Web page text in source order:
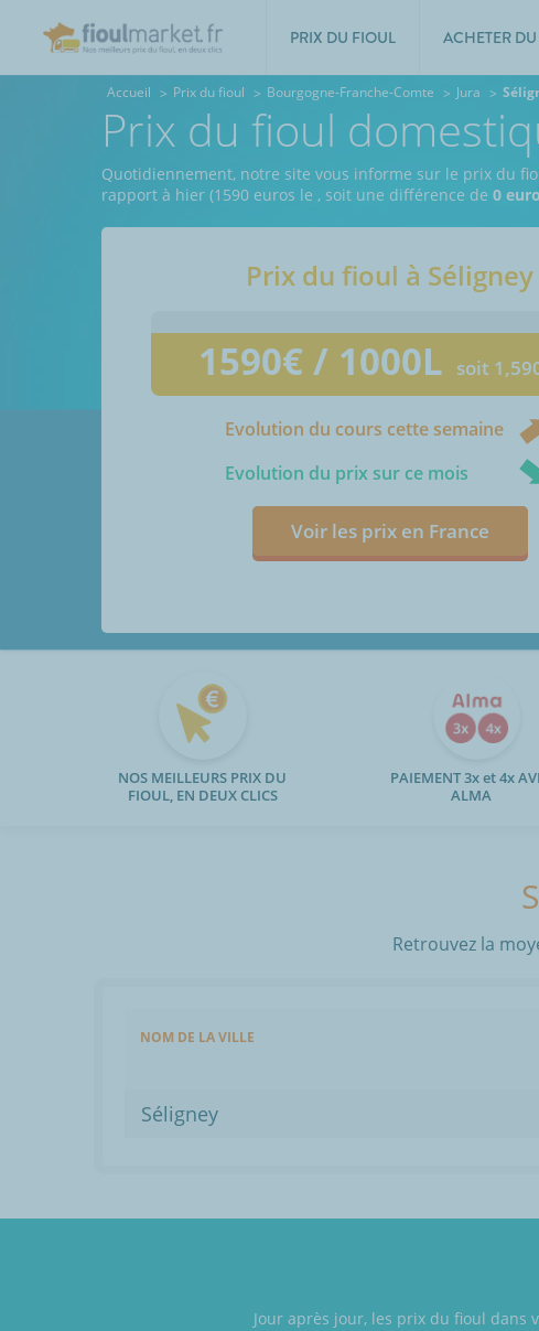
PRIX DU FIOUL ACHETER
Accueil Prix du fioul Bourgogne-Franche-Comte Jura
Prix du fioul
Quotidiennement, notre site vous informe sur le prix du
rapport à hier (1590 euros le , soit une différence de 0 euro
Prix du fioul à Séligney
1590€ / 1000L soit
Evolution du cours cette semaine
Evolution du prix sur ce mois
Voir les prix en France
NOS MEILLEURS PRIX DU
FIOUL, EN DEUX CLICS
PAIEMENT 3x et 4x
ALMA
Retrouvez la
NOM DE LA VILLE
Séligney
Jour après jour, les prix du fioul dans